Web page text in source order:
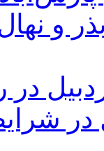
در
در